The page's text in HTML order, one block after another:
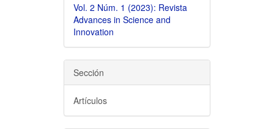
Vol. 2 Núm. 1 (2023): Revista
Advances in Science and
Innovation
Sección
Artículos